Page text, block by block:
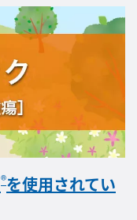
®を使用されてい